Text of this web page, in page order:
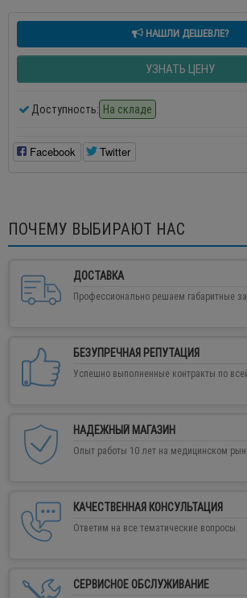
НАШЛИ ДЕШЕВЛЕ?
УЗНАТЬ ЦЕНУ
Доступность: На складе
Facebook Twitter
ПОЧЕМУ ВЫБИРАЮТ НАС
ДОСТАВКА
Профессионально решаем габаритные
БЕЗУПРЕЧНАЯ РЕПУТАЦИЯ
Успешно выполненные контракты по
НАДЕЖНЫЙ МАГАЗИН
Опыт работы 10 лет на медицинском
КАЧЕСТВЕННАЯ КОНСУЛЬТАЦИЯ
Ответим на все тематические вопросы.
СЕРВИСНОЕ ОБСЛУЖИВАНИЕ